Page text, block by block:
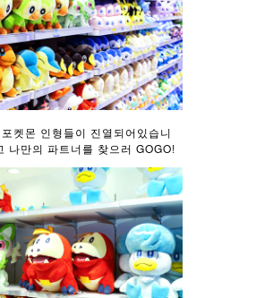
켓몬 인형들이 진열되어있습니
나만의 파트너를 찾으러 GOGO!